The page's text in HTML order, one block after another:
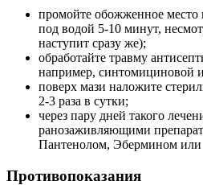
промойте обожженное место
под водой 5-10 минут,
наступит сразу же);
обработайте травму
например, синтомициновой
поверх мази наложите
2-3 раза в сутки;
через пару дней такого
ранозаживляющими
Пантенолом, Эбермином
Противопоказания